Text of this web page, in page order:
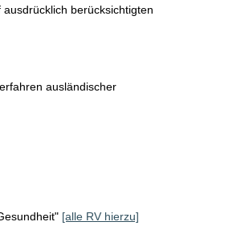
berücksichtigten
ausländischer
[alle RV hierzu]